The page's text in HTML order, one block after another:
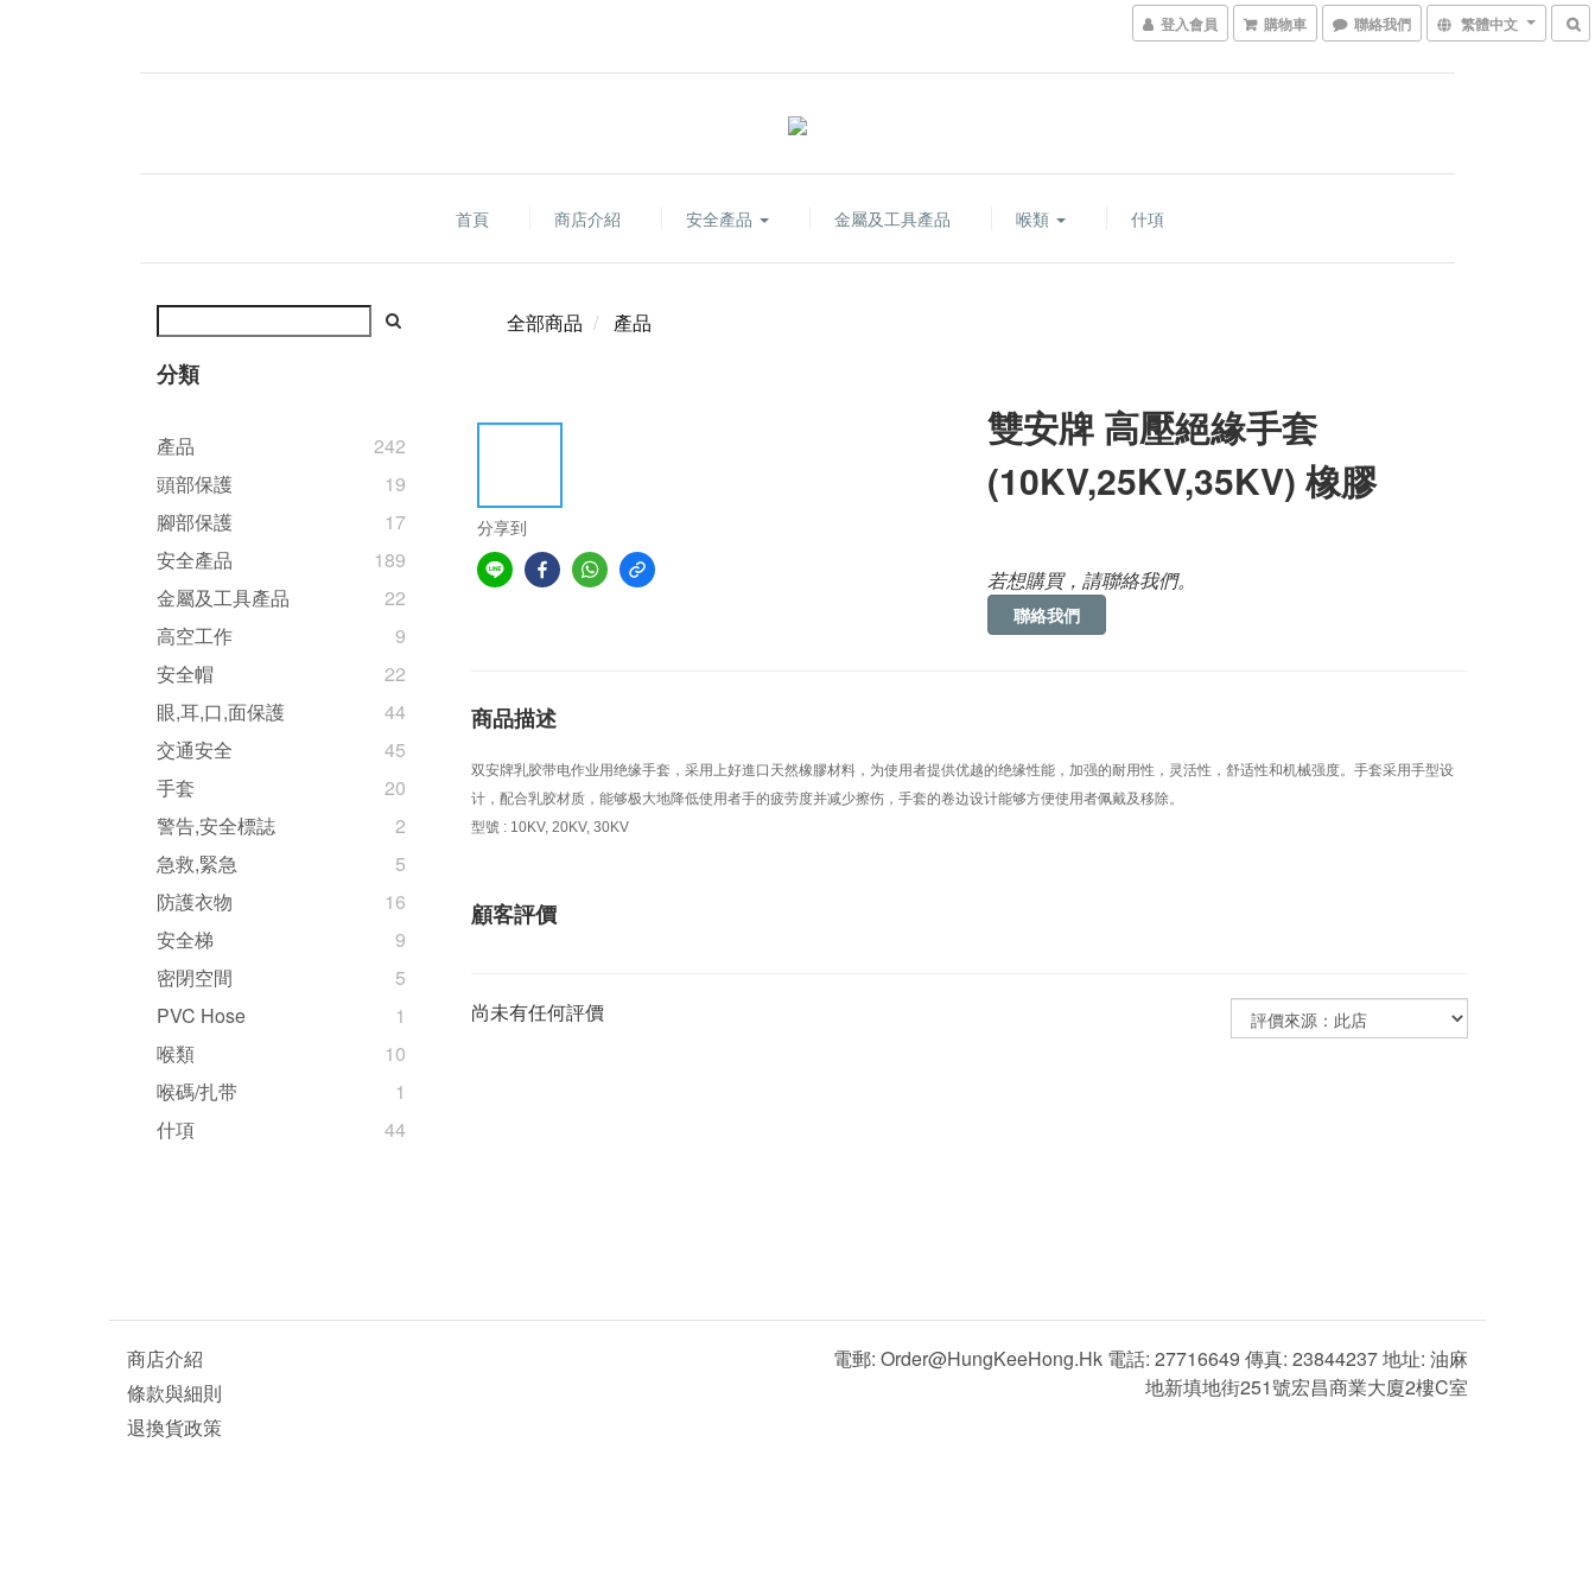
登入會員 購物車 聯絡我們 繁體中文
首頁 商店介紹 安全產品 金屬及工具產品 喉類 什項
分類
產品
242
頭部保護
19
腳部保護
17
安全產品
189
金屬及工具產品
22
高空工作
9
安全帽
22
眼,耳,口,面保護
44
交通安全
45
手套
20
警告,安全標誌
2
急救,緊急
5
防護衣物
16
安全梯
9
密閉空間
5
PVC Hose
1
喉類
10
喉碼/扎带
1
什項
44
全部商品 產品
分享到
雙安牌 高壓絕緣手套
(10KV,25KV,35KV) 橡膠
若想購買，請聯絡我們。
聯絡我們
商品描述
双安牌乳胶带电作业用绝缘手套， 采用上好進口天然橡膠材料， 为使用者提供优越的绝缘性能 ，加强的耐用性，灵活性，舒适性和机械强度。手套采用手型设
计，配合乳胶材质，能够极大地降低使用者手的疲劳度并减少擦伤，手套的卷边设计能够方便使用者佩戴及移除。
型號 : 10KV, 20KV, 30KV
顧客評價
尚未有任何評價
商店介紹
條款與細則
退換貨政策
電郵: Order@HungKeeHong.hk 電話: 27716649 傳真: 23844237 地址: 油麻
地新填地街251號宏昌商業大廈2樓C室